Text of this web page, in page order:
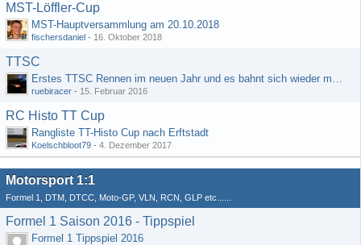
MST-Löffler-Cup
MST-Hauptversammlung am 20.10.2018
fischersdaniel - 16. Oktober 2018
TTSC
Erstes TTSC Rennen im neuen Jahr und es bahnt sich wieder mal eine Rekordteilnehmerzahl an
ruebiracer - 15. Februar 2016
RC Histo TT Cup
Rangliste TT-Histo Cup nach Erftstadt
Koelschbloot79 - 4. Dezember 2017
Motorsport 1:1
Formel 1, DTM, DTCC, Moto-GP, VLN, RCN, GLP etc......
Formel 1 Saison 2016 - Tippspiel
Formel 1 Tippspiel 2016